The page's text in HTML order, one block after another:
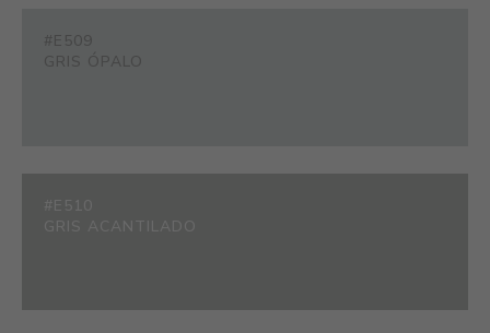
#E509
GRIS ÓPALO